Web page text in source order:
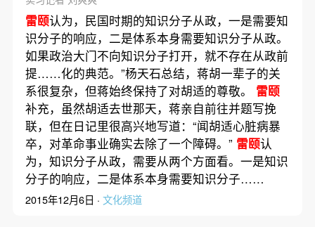
雷颐认为，民国时期的知识分子从政，一是需要知
识分子的响应，二是体系本身需要知识分子从政。
如果政治大门不向知识分子打开，就不存在从政前
提……化的典范。”杨天石总结，蒋胡一辈子的关
系很复杂，但蒋始终保持了对胡适的尊敬。 雷颐
补充，虽然胡适去世那天，蒋亲自前往并题写挽
联，但在日记里很高兴地写道：“闻胡适心脏病暴
卒，对革命事业确实去除了一个障碍。” 雷颐认
为，知识分子从政，需要从两个方面看。一是知识
分子的响应，二是体系本身需要知识分子……
2015年12月6日 · 文化频道